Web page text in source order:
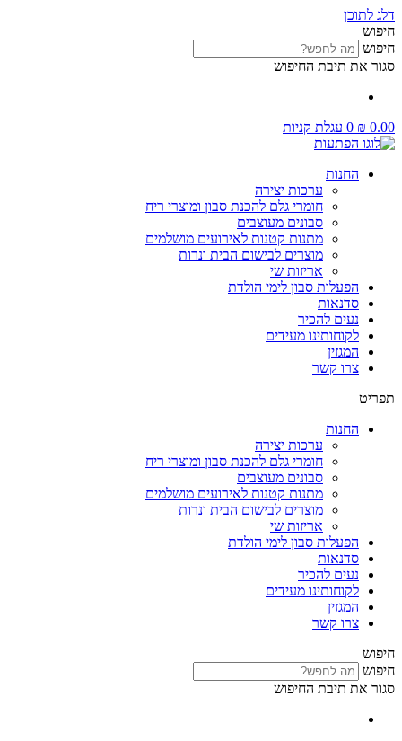
דלג לתוכן
חיפוש
חיפוש
סגור את תיבת החיפוש
₪ 0.00
0 עגלת קניות
החנות
ערכות יצירה
חומרי גלם להכנת סבון ומוצרי ריח
סבונים מעוצבים
מתנות קטנות לאירועים מושלמים
מוצרים לבישום הבית ונרות
אריזות שי
הפעלות סבון לימי הולדת
סדנאות
נעים להכיר
לקוחותינו מעידים
המגזין
צרו קשר
תפריט
החנות
ערכות יצירה
חומרי גלם להכנת סבון ומוצרי ריח
סבונים מעוצבים
מתנות קטנות לאירועים מושלמים
מוצרים לבישום הבית ונרות
אריזות שי
הפעלות סבון לימי הולדת
סדנאות
נעים להכיר
לקוחותינו מעידים
המגזין
צרו קשר
חיפוש
חיפוש
סגור את תיבת החיפוש